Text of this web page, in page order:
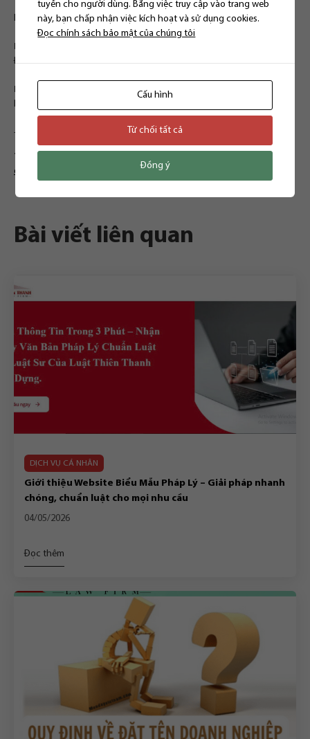
Hoặc đến trực tiếp văn phòng của Chúng tôi tại:
Hà Nội
Đống Đa, Hà Nội
Hồ Chí Minh
: Phòng 6.16 RiverGate Residence, số 151 – 155 đường
Bến Vân Đồn, Phường 6, Quận 4, TP. HCM.
———————————–
TỪ KHÓA:
dulieucanhan
Bài viết liên quan
DỊCH VỤ CÁ NHÂN
Giới thiệu Website Biểu Mẫu Pháp Lý – Giải pháp nhanh
chóng, chuẩn luật cho mọi nhu cầu
04/05/2026
Đọc thêm
tuyến cho người dùng. Bằng việc truy cập vào trang web
này, bạn chấp nhận việc kích hoạt và sử dụng cookies.
Đọc chính sách bảo mật của chúng tôi
Cấu hình
Từ chối tất cả
Đồng ý